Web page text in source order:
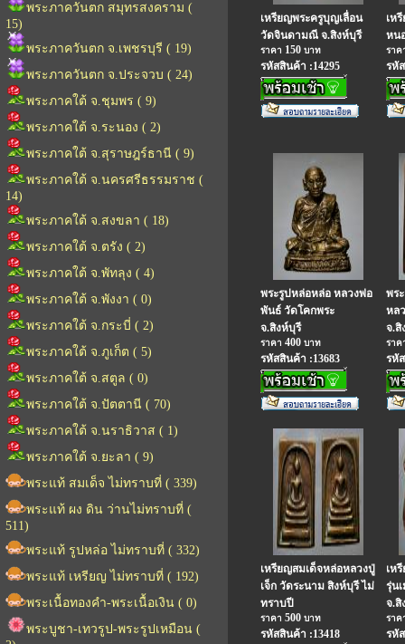
พระภาควันตก สมุทรสงคราม (
15)
พระภาควันตก จ.เพชรบุรี ( 19)
พระภาควันตก จ.ประจวบ ( 24)
พระภาคใต้ จ.ชุมพร ( 9)
พระภาคใต้ จ.ระนอง ( 2)
พระภาคใต้ จ.สุราษฎร์ธานี ( 9)
พระภาคใต้ จ.นครศรีธรรมราช (
14)
พระภาคใต้ จ.สงขลา ( 18)
พระภาคใต้ จ.ตรัง ( 2)
พระภาคใต้ จ.พัทลุง ( 4)
พระภาคใต้ จ.พังงา ( 0)
พระภาคใต้ จ.กระบี่ ( 2)
พระภาคใต้ จ.ภูเก็ต ( 5)
พระภาคใต้ จ.สตูล ( 0)
พระภาคใต้ จ.ปัตตานี ( 70)
พระภาคใต้ จ.นราธิวาส ( 1)
พระภาคใต้ จ.ยะลา ( 9)
พระแท้ สมเด็จ ไม่ทราบที่ ( 339)
พระแท้ ผง ดิน ว่านไม่ทราบที่ (
511)
พระแท้ รูปหล่อ ไม่ทราบที่ ( 332)
พระแท้ เหรียญ ไม่ทราบที่ ( 192)
พระเนื้อทองคำ-พระเนื้อเงิน ( 0)
พระบูชา-เทวรูป-พระรูปเหมือน (
เหรียญพระครูบุญเลื่อน
วัดจินดามณี จ.สิงห์บุรี
ราคา 150 บาท
รหัสสินค้า :14295
เห
หน
รา
รหั
พระรูปหล่อหล่อ หลวงพ่อ
พันธ์ วัดโคกพระ
จ.สิงห์บุรี
ราคา 400 บาท
รหัสสินค้า :13683
พร
หล
จ.สิ
รา
รหั
เหรียญสมเด็จหล่อหลวงปู่
เจ็ก วัดระนาม สิงห์บุรี ไม่
ทราบปี
ราคา 500 บาท
รหัสสินค้า :13418
เห
รุ่น
จ.สิ
รา
รหั